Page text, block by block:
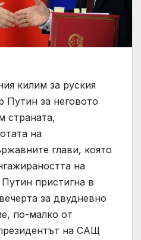
килим за руския
Путин за неговото
страната,
на
глави, която
на
пристигна в
за двудневно
по-малко от
на САЩ